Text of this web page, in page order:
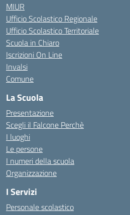
MIUR
Ufficio Scolastico Regionale
Ufficio Scolastico Territoriale
Scuola in Chiaro
Iscrizioni On Line
Invalsi
Comune
La Scuola
Presentazione
Scegli il Falcone Perchè
I luoghi
Le persone
I numeri della scuola
Organizzazione
I Servizi
Personale scolastico